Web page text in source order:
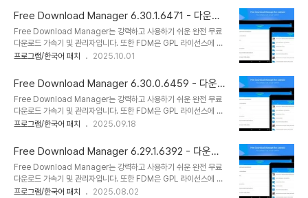
하고 결정을 내릴 수 있도록 합..
품은 직관적이고 사용자 친화적인 인터페이스로 잘 알려져 있습니다.
FDM은 사이트 관리자, 가속기, 사이트 탐색기 및 스케줄러로 작동할
수 있습니다. FDM은 손상된 다운로드를 재개할 수 있습니다. 따라서
우연한 중단 후 처음부터 다운로드 프로세스를 시작할 필요가 없습니
다. 중단된 순간부터 완료되지 않은 다운로드를 재개할 수 있습니다.
하고 결정을 내릴 수 있도록 합..
Free Download Manager 6.30.1.6471 - 다운로
드 관리자 및 가속기
Free Download Manager는 강력하고 사용하기 쉬운 완전 무료
다운로드 가속기 및 관리자입니다. 또한 FDM은 GPL 라이선스에 따
라 배포되는 100% 안전한 오픈 소스 소프트웨어입니다. FDM은 가
품은 직관적이고 사용자 친화적인 인터페이스로 잘 알려져 있습니다.
FDM은 사이트 관리자, 가속기, 사이트 탐색기 및 스케줄러로 작동할
수 있습니다. FDM은 손상된 다운로드를 재개할 수 있습니다. 따라서
우연한 중단 후 처음부터 다운로드 프로세스를 시작할 필요가 없습니
다. 중단된 순간부터 완료되지 않은 다운로드를 재개할 수 있습니다.
하고 결정을 내릴 수 있도록 합..
프로그램/한국어 패치 2025.10.01
Free Download Manager 6.30.0.6459 - 다운로
드 관리자 및 가속기
Free Download Manager는 강력하고 사용하기 쉬운 완전 무료
다운로드 가속기 및 관리자입니다. 또한 FDM은 GPL 라이선스에 따
라 배포되는 100% 안전한 오픈 소스 소프트웨어입니다. FDM은 가
품은 직관적이고 사용자 친화적인 인터페이스로 잘 알려져 있습니다.
FDM은 사이트 관리자, 가속기, 사이트 탐색기 및 스케줄러로 작동할
수 있습니다. FDM은 손상된 다운로드를 재개할 수 있습니다. 따라서
우연한 중단 후 처음부터 다운로드 프로세스를 시작할 필요가 없습니
다. 중단된 순간부터 완료되지 않은 다운로드를 재개할 수 있습니다.
프로그램/한국어 패치 2025.09.18
Free Download Manager 6.29.1.6392 - 다운로
드 관리자 및 가속기
Free Download Manager는 강력하고 사용하기 쉬운 완전 무료
다운로드 가속기 및 관리자입니다. 또한 FDM은 GPL 라이선스에 따
라 배포되는 100% 안전한 오픈 소스 소프트웨어입니다. FDM은 가
프로그램/한국어 패치 2025.08.02